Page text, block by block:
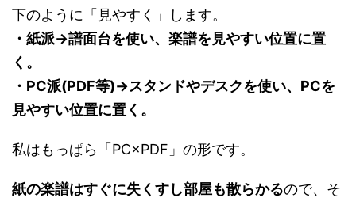
下のように「見やすく」します。
・紙派→譜面台を使い、楽譜を見やすい位置に置
く。
・PC派(PDF等)→スタンドやデスクを使い、PCを
見やすい位置に置く。
私はもっぱら「PC×PDF」の形です。
紙の楽譜はすぐに失くすし部屋も散らかるので、そ